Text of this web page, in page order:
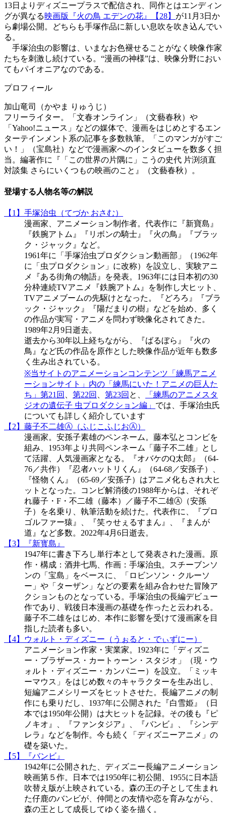
13日よりディズニープラスで配信され、同作とはエンディン
グが異なる映画版『火の鳥 エデンの花』【28】 が11月3日か
ら劇場公開。どちらも手塚作品に新しい息吹を吹き込んでい
る。
手塚治虫の影響は、いまなお色褪せることがなく映像作家
たちを刺激し続けている。“漫画の神様”は、映像分野におい
てもパイオニアなのである。
プロフィール
加山竜司（かやま りゅうじ）
フリーライター。「文春オンライン」（文藝春秋）や
「Yahoo!ニュース」などの媒体で、漫画をはじめとするエン
ターテインメント系の記事を多数執筆。「このマンガがすご
い！」（宝島社）などで漫画家へのインタビューを数多く担
当。編著作に『「この世界の片隅に」こうの史代 片渕須直
対談集 さらにいくつもの映画のこと』（文藝春秋）。
登場する人物名等の解説
【1】手塚治虫（てづか おさむ）
漫画家、アニメーション制作者。代表作に『新寶島』
『鉄腕アトム』『リボンの騎士』『火の鳥』『ブラッ
ク・ジャック』など。
1961年に「手塚治虫プロダクション動画部」（1962年
に「虫プロダクション」に改称）を設立し、実験アニ
メ『ある街角の物語』を発表。1963年には日本初の30
分枠連続TVアニメ『鉄腕アトム』を制作し大ヒット、
TVアニメブームの先駆けとなった。『どろろ』『ブラ
ック・ジャック』『陽だまりの樹』などを始め、多く
の作品が実写・アニメを問わず映像化されてきた。
1989年2月9日逝去。
逝去から30年以上経ちながら、『ばるぼら』『火の
鳥』など氏の作品を原作とした映像作品が近年も数多
く生み出されている。
※当サイトのアニメーションコンテンツ「練馬アニメ
ーションサイト」内の 「練馬にいた！アニメの巨人た
ち」第21回
第22回 第23回 と、
「練馬のアニメスタ
ジオの遺伝子 虫プロダクション編」 では、手塚治虫氏
についても詳しく紹介しています
【2】藤子不二雄Ⓐ（ふじこふじおⒶ）
漫画家。安孫子素雄のペンネーム。藤本弘とコンビを
組み、1953年より共同ペンネーム「藤子不二雄」とし
て活躍、人気漫画家となる。『オバケのQ太郎』（64-
76／共作）『忍者ハットリくん』（64-68／安孫子）、
『怪物くん』（65-69／安孫子）はアニメ化もされ大ヒ
ットとなった。コンビ解消後の1988年からは、それぞ
れ藤子・F・不二雄（藤本）／藤子不二雄Ⓐ（安孫
子）を名乗り、執筆活動を続けた。代表作に、『プロ
ゴルファー猿』、『笑ゥせぇるすまん』、『まんが
道』など多数。2022年4月6日逝去。
【3】『新寳島』
1947年に書き下ろし単行本として発表された漫画。原
作・構成：酒井七馬、作画：手塚治虫。スチーブンソ
ンの「宝島」をベースに、「ロビンソン・クルーソ
ー」や「ターザン」などの要素を組み合わせた冒険ア
クションものとなっている。手塚治虫の長編デビュー
作であり、戦後日本漫画の基礎を作ったと云われる。
藤子不二雄をはじめ、本作に影響を受けて漫画家を目
指した読者も多い。
【4】ウォルト・ディズニー（うぉると・でぃずにー）
アニメーション作家・実業家。1923年に「ディズニ
ー・ブラザース・カートゥーン・スタジオ」（現・ウ
ォルト・ディズニー・カンパニー）を設立。「ミッキ
ーマウス」をはじめ数々のキャラクターを生み出し、
短編アニメシリーズをヒットさせた。長編アニメの制
作にも乗りだし、1937年に公開された『白雪姫』（日
本では1950年公開）は大ヒットを記録。その後も『ピ
ノキオ』、『ファンタジア』、『バンビ』、『シンデ
レラ』などを制作。今も続く「ディズニーアニメ」の
礎を築いた。
【5】『バンビ』
1942年に公開された、ディズニー長編アニメーション
映画第５作。日本では1950年に初公開、1955に日本語
吹替え版が上映されている。森の王の子として生まれ
た仔鹿のバンビが、仲間との友情や恋を育みながら、
森の王として成長してゆく姿を描く。